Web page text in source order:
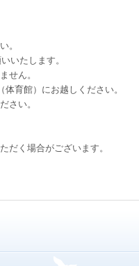
。
いたします。
せん。
育館）にお越しください。
さい。
だく場合がございます。